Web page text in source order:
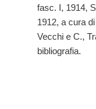
fasc. I, 1914,
1912, a cura di
Vecchi e C.,
bibliografia.